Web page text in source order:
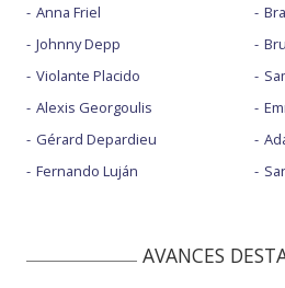
Anna Friel
Johnny Depp
Violante Placido
Alexis Georgoulis
Gérard Depardieu
Fernando Luján
AVANCES